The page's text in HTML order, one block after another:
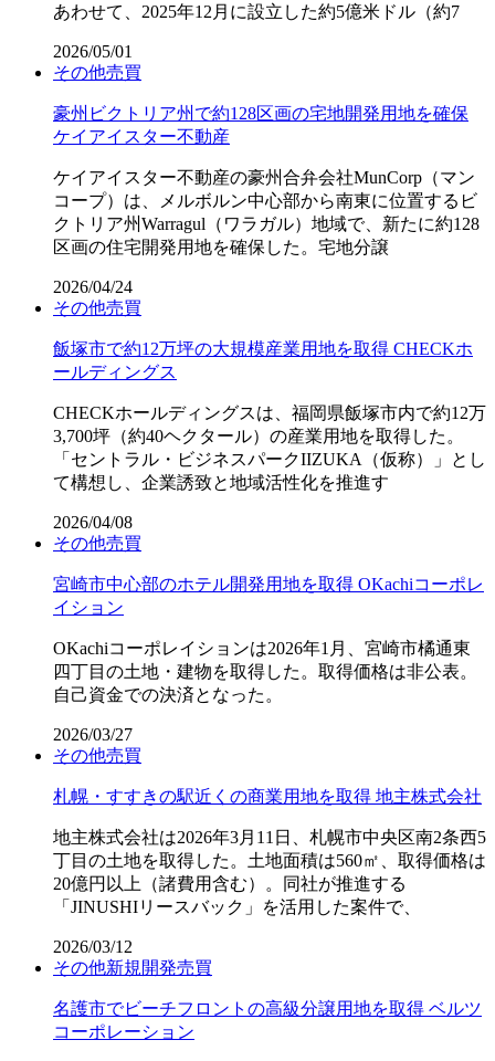
あわせて、2025年12月に設立した約5億米ドル（約7
2026/05/01
その他売買
豪州ビクトリア州で約128区画の宅地開発用地を確保
ケイアイスター不動産
ケイアイスター不動産の豪州合弁会社MunCorp（マン
コープ）は、メルボルン中心部から南東に位置するビ
クトリア州Warragul（ワラガル）地域で、新たに約128
区画の住宅開発用地を確保した。宅地分譲
2026/04/24
その他売買
飯塚市で約12万坪の大規模産業用地を取得 CHECKホ
ールディングス
CHECKホールディングスは、福岡県飯塚市内で約12万
3,700坪（約40ヘクタール）の産業用地を取得した。
「セントラル・ビジネスパークIIZUKA（仮称）」とし
て構想し、企業誘致と地域活性化を推進す
2026/04/08
その他売買
宮崎市中心部のホテル開発用地を取得 OKachiコーポレ
イション
OKachiコーポレイションは2026年1月、宮崎市橘通東
四丁目の土地・建物を取得した。取得価格は非公表。
自己資金での決済となった。
2026/03/27
その他売買
札幌・すすきの駅近くの商業用地を取得 地主株式会社
地主株式会社は2026年3月11日、札幌市中央区南2条西5
丁目の土地を取得した。土地面積は560㎡、取得価格は
20億円以上（諸費用含む）。同社が推進する
「JINUSHIリースバック」を活用した案件で、
2026/03/12
その他新規開発売買
名護市でビーチフロントの高級分譲用地を取得 ベルツ
コーポレーション